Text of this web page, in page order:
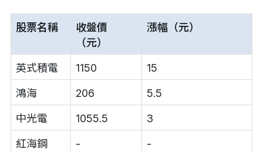
股票名稱
收盤價
（元）
漲幅（元）
英式積電 1150 15
鴻海 206 5.5
中光電 1055.5 3
紅海鋼 - -